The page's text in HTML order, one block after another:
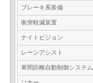
ブレーキ系装備
衝突軽減装置
ナイトビジョン
レーンアシスト
車間距離自動制御システム